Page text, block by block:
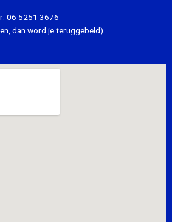
06 5251 3676
dan word je teruggebeld).